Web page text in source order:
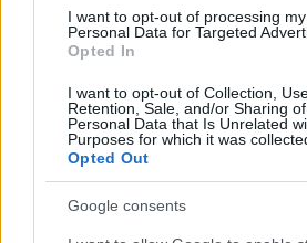
I want to opt-out of processing my
Personal Data for Targeted
Opted In
I want to opt-out of Collection,
Retention, Sale, and/or Sharing
Personal Data that Is Unrelated
Purposes for which it was
Opted Out
Google consents